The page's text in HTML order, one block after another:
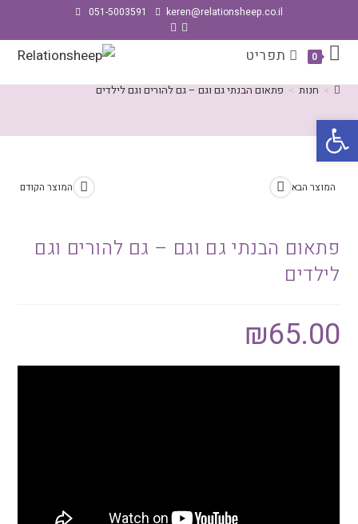
051-5003591 keren@relationsheep.co.il
0 תפריט
פתאום הבנתי גם וגם – גם להורים וגם
לילדים
> חנות > פתאום הבנתי גם וגם – גם להורים וגם לילדים
המוצר הקודם המוצר הבא
פתאום הבנתי גם וגם – גם להורים וגם
לילדים
₪65.00
פתח סרגל נגישות